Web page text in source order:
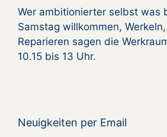
Wer ambitionierter selbst was
Samstag willkommen,
Reparieren sagen die
10.15 bis 13 Uhr.
Neuigkeiten per Email